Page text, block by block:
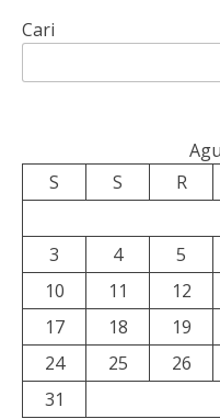
Cari
S
S R
3
4 5
10
11 12
17
18 19
24
25 26
31